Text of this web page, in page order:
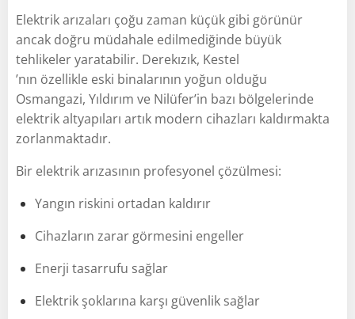
Elektrik arızaları çoğu zaman küçük gibi görünür
ancak doğru müdahale edilmediğinde büyük
tehlikeler yaratabilir. Derekızık, Kestel
’nın özellikle eski binalarının yoğun olduğu
Osmangazi, Yıldırım ve Nilüfer’in bazı bölgelerinde
elektrik altyapıları artık modern cihazları kaldırmakta
zorlanmaktadır.
Bir elektrik arızasının profesyonel çözülmesi:
Yangın riskini ortadan kaldırır
Cihazların zarar görmesini engeller
Enerji tasarrufu sağlar
Elektrik şoklarına karşı güvenlik sağlar